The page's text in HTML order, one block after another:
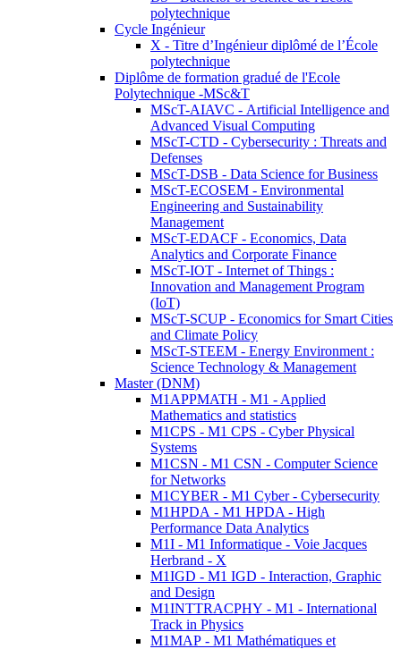
polytechnique
Cycle Ingénieur
X - Titre d’Ingénieur diplômé de l’École
polytechnique
Diplôme de formation gradué de l'Ecole
Polytechnique -MSc&T
MScT-AIAVC - Artificial Intelligence and
Advanced Visual Computing
MScT-CTD - Cybersecurity : Threats and
Defenses
MScT-DSB - Data Science for Business
MScT-ECOSEM - Environmental
Engineering and Sustainability
Management
MScT-EDACF - Economics, Data
Analytics and Corporate Finance
MScT-IOT - Internet of Things :
Innovation and Management Program
(IoT)
MScT-SCUP - Economics for Smart Cities
and Climate Policy
MScT-STEEM - Energy Environment :
Science Technology & Management
Master (DNM)
M1APPMATH - M1 - Applied
Mathematics and statistics
M1CPS - M1 CPS - Cyber Physical
Systems
M1CSN - M1 CSN - Computer Science
for Networks
M1CYBER - M1 Cyber - Cybersecurity
M1HPDA - M1 HPDA - High
Performance Data Analytics
M1I - M1 Informatique - Voie Jacques
Herbrand - X
M1IGD - M1 IGD - Interaction, Graphic
and Design
M1INTTRACPHY - M1 - International
Track in Physics
M1MAP - M1 Mathématiques et